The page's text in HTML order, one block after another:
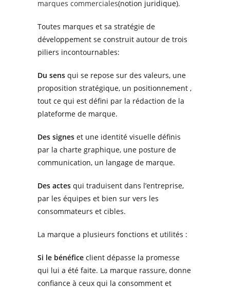
marques commerciales(notion juridique).
Toutes marques et sa stratégie de
développement se construit autour de trois
piliers incontournables:
Du sens qui se repose sur des valeurs, une
proposition stratégique, un positionnement ,
tout ce qui est défini par la rédaction de la
plateforme de marque.
Des signeset une identité visuelle définis
par la charte graphique, une posture de
communication, un langage de marque.
Des actes qui traduisent dans l’entreprise,
par les équipes et bien sur vers les
consommateurs et cibles.
La marque a plusieurs fonctions et utilités :
Si le bénéficeclient dépasse la promesse
qui lui a été faite. La marque rassure, donne
confiance à ceux qui la consomment et